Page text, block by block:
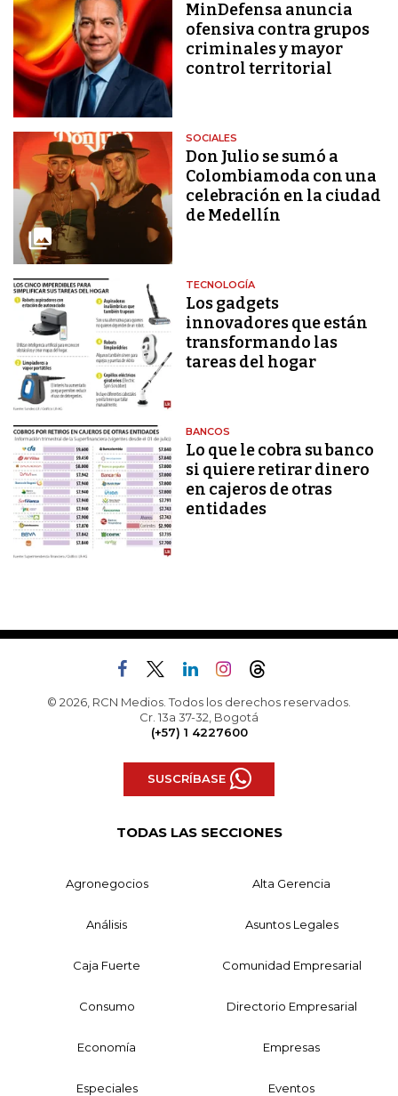
MinDefensa anuncia
ofensiva contra grupos
criminales y mayor
control territorial
SOCIALES
Don Julio se sumó a
Colombiamoda con una
celebración en la ciudad
de Medellín
TECNOLOGÍA
Los gadgets
innovadores que están
transformando las
tareas del hogar
BANCOS
Lo que le cobra su banco
si quiere retirar dinero
en cajeros de otras
entidades
© 2026, RCN Medios. Todos los derechos reservados.
Cr. 13a 37-32, Bogotá
(+57) 1 4227600
SUSCRÍBASE
TODAS LAS SECCIONES
Agronegocios Alta Gerencia
Análisis Asuntos Legales
Caja Fuerte Comunidad Empresarial
Consumo Directorio Empresarial
Economía Empresas
Especiales Eventos